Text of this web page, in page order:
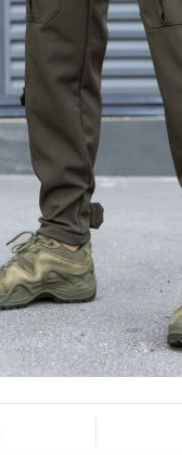
Літні
Кежуал